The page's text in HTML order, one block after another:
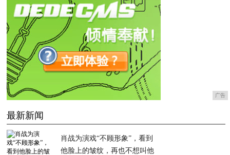
广告
最新新闻
肖战为演戏“不顾形象”，看到
他脸上的皱纹，再也不想叫他